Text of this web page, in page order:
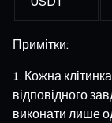
Примітки:
Кожна
відповідного
виконати лише